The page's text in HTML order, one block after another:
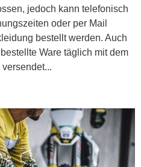
jedoch kann telefonisch
oder per Mail
bestellt werden. Auch
Ware täglich mit dem